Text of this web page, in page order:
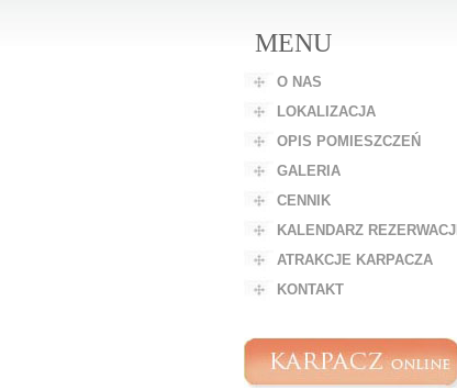
MENU
O NAS
LOKALIZACJA
OPIS POMIESZCZEŃ
GALERIA
CENNIK
KALENDARZ REZERWACJI
ATRAKCJE KARPACZA
KONTAKT